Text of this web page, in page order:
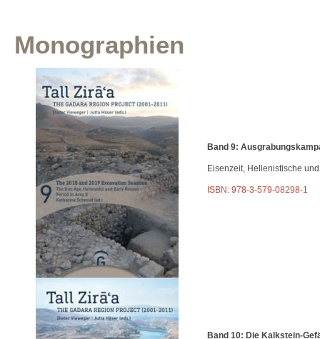
Monographien
Band 9:
Eisenzeit, Hellenistische
ISBN: 978-3-579-08298-1
Band 10: Die Kalkstein-